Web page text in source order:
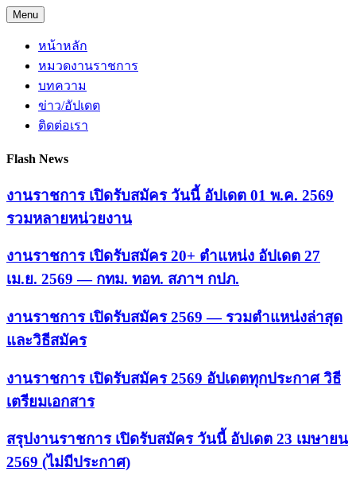
Skip
to
content
Menu
หน้าหลัก
หมวดงานราชการ
บทความ
ข่าว/อัปเดต
ติดต่อเรา
Flash News
งานราชการ เปิดรับสมัคร วันนี้ อัปเดต 01 พ.ค. 2569
รวมหลายหน่วยงาน
งานราชการ เปิดรับสมัคร 20+ ตำแหน่ง อัปเดต 27
เม.ย. 2569 — กทม. ทอท. สภาฯ กปภ.
งานราชการ เปิดรับสมัคร 2569 — รวมตำแหน่งล่าสุด
และวิธีสมัคร
งานราชการ เปิดรับสมัคร 2569 อัปเดตทุกประกาศ วิธี
เตรียมเอกสาร
สรุปงานราชการ เปิดรับสมัคร วันนี้ อัปเดต 23 เมษายน
2569 (ไม่มีประกาศ)